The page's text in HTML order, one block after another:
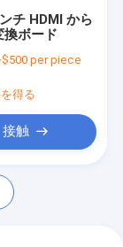
チ HDMI から
換ボード
per piece
得る
接触